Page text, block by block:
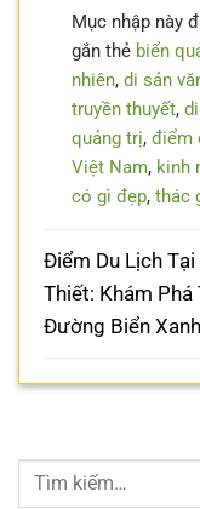
Mục nhập này
gắn thẻ biển
nhiên, di sản
truyền thuyết,
quảng trị, điểm
Việt Nam, kinh
có gì đẹp, thác
Điểm Du Lịch Tại
Thiết: Khám Phá
Đường Biển Xanh